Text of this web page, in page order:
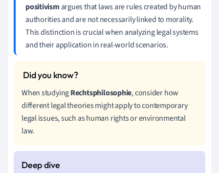
positivism argues that laws are rules created by human
authorities and are not necessarily linked to morality.
This distinction is crucial when analyzing legal systems
and their application in real-world scenarios.
When studyingRechtsphilosophie, consider how
different legal theories might apply to contemporary
legal issues, such as human rights or environmental
law.